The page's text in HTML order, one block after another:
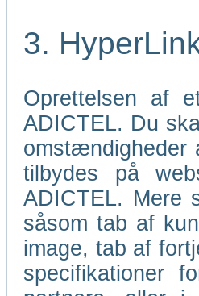
3.
Oprettelsen af
ADICTEL. Du
omstændigheder
tilbydes på
ADICTEL. Mere
såsom tab af
image, tab af
specifikationer